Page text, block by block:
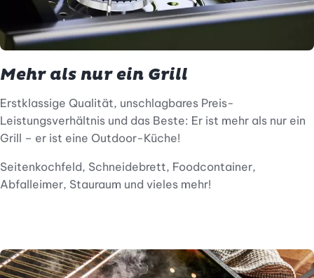
Mehr als nur ein Grill
Erstklassige Qualität, unschlagbares Preis-
Leistungsverhältnis und das Beste: Er ist mehr als nur ein
Grill – er ist eine Outdoor-Küche!
Seitenkochfeld, Schneidebrett, Foodcontainer,
Abfalleimer, Stauraum und vieles mehr!